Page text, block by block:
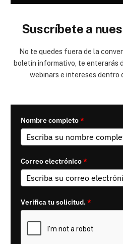
Suscríbete a
No te quedes fuera de la
boletín informativo, te enterarás
webinars e intereses dentro
Nombre completo*
Correo electrónico*
Verifica tu solicitud.*